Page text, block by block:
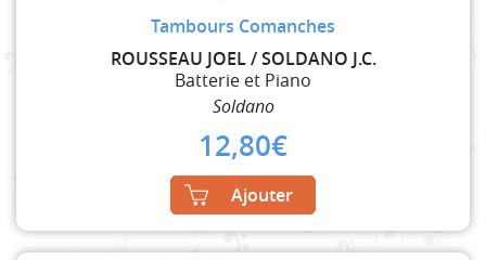
Tambours Comanches
ROUSSEAU JOEL / SOLDANO J.C.
Batterie et Piano
Soldano
12,80€
Ajouter